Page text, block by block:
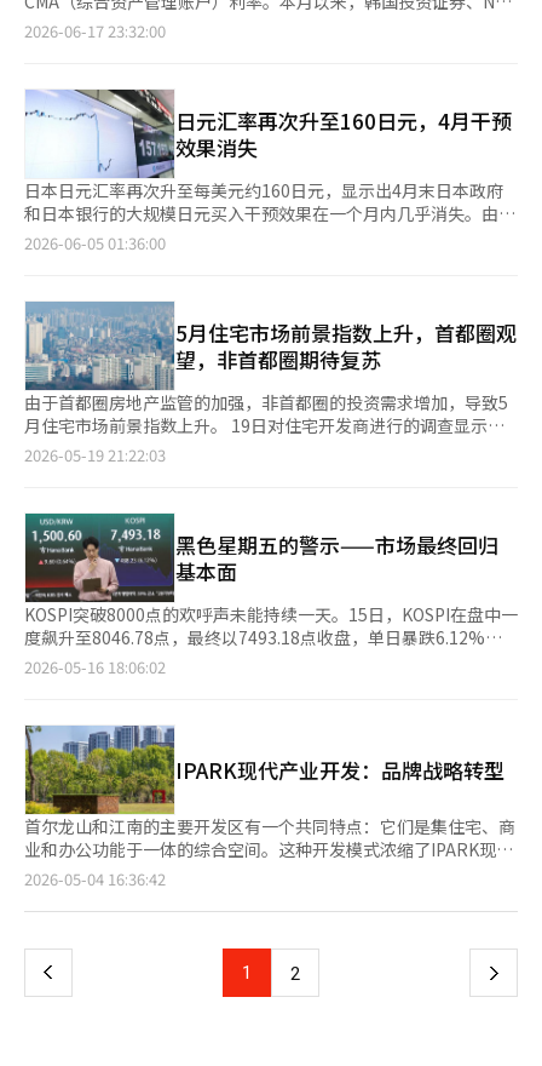
化。 此外，供应不足的问题也在加剧。2023年1至5月，首尔新公
寓的竣工数量比去年同期减少了40%以上。只要对新房不足的认知
数的分析，基准利率的贡献度在所有时期大致为50%至60%，是
最大的。然而，这并不意味着房价的半数是由利率决定的。这意味
着在分析中考虑的多个因素中，利率的影响力是最强的。这种影响
力也取决于加息的速度和幅度，而非单次加息。 韩国的住房贷款
利率传导速度较快。市场上多为浮动利率和在一定期限后重新确定
利率的混合型贷款，因此当市场利率上升时，借款人的利息负担会
相对迅速地增加。与以长期固定利率贷款为主的美国相比，缓冲机
行上涨。当银行借款成本上升时，浮动利率贷款的基准利率——
COFIX也随之上涨，进而推动住房抵押贷款利率上升。 实际上，6
月新发放的COFIX基准利率为3.05%，时隔一年五个月首次超过
3%，并且自4月以来连续三个月上涨。五大银行的固定型住房抵押
贷款利率上限也已上涨至7%左右。浮动利率借款人的负担将在重
新定价时进一步加重。 将负担数字化后，情况如下。根据韩国银
行向国会提交的资料，住房相关贷款利率上升0.25个百分点时，所
有借款人的年利息负担将增加约1.8万亿韩元。每位借款人的平均
元。 市场上有人表示：“0.25个百分点的加息有什么影响呢？”虽
然房价可能暂时平静，但偿还贷款的账户已经开始变得嘈杂。 真
正的压力在于建设方 加息所带来的压力不仅仅是购房者。建设方
同样受到影响。虽然在市场上较少被提及，但其后果却是最持久
的。 建设项目通常通过借贷来筹集土地费用和施工费用，即所谓
的项目融资（PF）。开发公司负责推动项目，建筑公司则通过责
任竣工或担保等方式参与其中。当利率上升时，借款的利息增加，
项目的经济性受到影响。 此外，施工费用也在上涨。以2020年为
2023年，韩国开发研究院（KDI）估计，由于高利率导致的开工减
少，可能会使当年的经济增长率降低0.3个百分点，次年的经济增
长率降低0.4至0.5个百分点。减少新房建设不仅仅是建筑公司的损
失。 问题在于，这一切又回到了原点。支撑首尔房价的关键原因
之一是新房不足。然而，当利率上升时，新房建设项目的开工也会
延迟。尽管短期内会减少购房需求，但几年后可能会因供应不足而
反弹。今天为了压制房价而加息，可能会成为明天稳定房价的新房
售出的房屋中，29350套中有83%位于地方。 未售房屋的积压将
导致开发商的现金流枯竭，施工和新开工延迟。项目延迟越久，金
融成本越高，损失也越大。加息进一步加重了这一恶性循环。 利
反而是异常情况。”他指出：“但最近KOSPI短期内大幅上涨，外
资在调整资产和货币风险敞口的过程中，股票资金流出，这对汇率
果外资资金流出减缓，且年末经常账户盈余扩大出现季节性特征，
汇率也将面临下行压力。” 关于美国货币政策和美元的走向，预
计美联储将在物价稳定与政治压力之间寻求平衡。美元强势也并非
美国政府故意引导的结果。 国际金融市场分析室主任尹仁九对此
表示：“美联储在特朗普总统的降息压力与通胀压力之间寻求平
衡，预计年内将考虑0至1次的进一步加息。”他指出：“美元强势
也不应被解读为美国政府的故意引导。”※ 本报道经人工智能
业价值的投资、依赖债务的扩张、依靠房地产抵押的经营方式将不
再奏效。 金融界也需收紧警惕。利率上升期对银行而言既是机会
备负担将侵蚀利润。房地产项目融资、个体经营者贷款、中小企业
贷款以及与第二金融领域相关的不良贷款可能会同时受到冲击。金
融监管机构不能仅仅依靠平均逾期率而感到安心。危机总是从平均
水平以下的脆弱环节开始。 政策应对也需改变。过去那种降低利
率和释放流动性以支撑经济的方式不再是万能药。在物价和汇率不
稳定的情况下，贸然放松可能会加剧韩元贬值和资本外流压力。相
反，过度紧缩可能会加大家庭和企业的风险。所需的是速度调整和
选择性应对。对潜在不良贷款应尽早清理，对生存能力强的企业和
放松贷款限制、扩大租赁贷款、通过减税刺激需求的方式是危险
的。只要对房价会比利率更快上涨的期待存在，家庭债务问题就无
法解决。住房稳定应通过正常化供应、透明化租赁市场和抑制过度
杠杆来解决。 紧缩虽然痛苦，但同时也是剔除泡沫、将资源转向
生产性领域的机会。政府应明确财政和金融的优先级，企业应摆脱
对债务的依赖，家庭应放弃资产价格永远上涨的信念。韩国经济要
通过这一考验，需要的是冷静的准备，而非乐观的幻想。需要检查
有勇气承认并做好准备。※ 本报道经人工智能（AI）系统翻译与编
辑。
137.64点（1.58%），报8864.24点，创下收盘历史新高。距离
9000点仅剩135.76点。 截至上午8时1分，NXT盘前市场中，三星
0.16%，报251700韩元。 证券界认为，短期内可能出现因FOMC
影响而导致的市场喘息，但近期引领韩国股市的半导体和人工智能
（AI）相关大型股的稳健供需可能会支撑指数底部。 基于此，奇摩
证券研究员韩智英分析称：“国内股市预计将因鹰派的6月FOMC
影响和最近五个交易日连续大幅上涨带来的速度压力而低开。然
而，6月FOMC并未脱离市场的震荡情景，考虑到目前美国期货市
场也在反弹，预计以半导体等主导股为中心将展现出下行支撑力，
逐步弥补盘中跌幅。”※ 本报道经人工智能（AI）系统翻译与编
投资证券、KB证券、大信证券等主要证券公司已率先提高CMA利
（25.80%）。整体账户数量为3955万个，与去年同期（3971万
个）基本持平。 CMA是证券公司将客户存入的资金投资于国债或
企业票据等短期金融产品，并支付收益的产品。根据运作对象，
CMA分为回购协议（RP）型、货币市场基金（MMF）型和发行票
据型。利息根据持有天数每日计算，且可随时存取。然而，该产品
不受存款者保护。 从主体来看，个人投资者占比达到88.9%，个人
主要选择RP型CMA。RP型余额为47兆4327亿韩元，较去年同期
增长30.5%，占整体CMA余额的约43.0%。RP型通过回购协议方
大信证券自本月8日起，将RP型CMA账户的收益率提高至2.35%，
较之前上调0.3个百分点。根据约定交易标准，181-365天的收益
率上调0.50个百分点，幅度相对较大。KB证券也自本月1日起，将
90天期RP型CMA账户的收益率从2.05%上调至2.35%。 其次是发
行票据型CMA。发行票据型CMA是证券公司自动投资于其发行的票
据以获取收益的结构。同一天，发行票据型CMA余额为25兆1690
亿韩元，占整体CMA余额的约23.0%。 NH投资证券在上个月之
后，本月也继续上调发行票据型利率。发行票据181天后的长期产
本月2日起，也将发行票据型产品利率上调了0.20个百分点。 业内
人士表示：“近期银行和储蓄银行等金融机构的存款利率普遍上
升，证券公司也为了防止资金流失而提高CMA利率。”他还指
出：“市场普遍认为下半年基准利率上升的可能性较大，因此尚未
调整利率的证券公司也很可能加入下半年的利率上调行列。” ※
本报道经人工智能（AI）系统翻译与编辑。
2026-06-17 23:32:00
日元汇率再次升至160日元，4月干预
效果消失
日本日元汇率再次升至每美元约160日元，显示出4月末日本政府
和日本银行的大规模日元买入干预效果在一个月内几乎消失。由于
中东局势不稳、原油价格上涨以及美国加息预期的叠加，美元持续
间）报道，日元汇率在欧洲和美国外汇市场上升至每美元160.09日
元。日元的价值再次接近4月30日日本政府和日本银行进行日元买
入、美元卖出干预前记录的160.72日元。从4月末到5月末，日本
当局在外汇市场的干预规模达到11万7349亿日元（约合112万
4545亿元）。 日元贬值加剧的原因在于美元走强。由于美国与伊
朗之间的交战停火谈判没有明显进展，外汇市场上对安全资产美元
的购买活动正在扩大。原油价格上涨引发美国通胀再度上升的担
忧，加上美国经济的稳健表现，使得美联储（Fed）年内加息的预
加息的可能性以阻止日元贬值，但市场反应有限。日本银行行长上
田和夫在3日的演讲中表示，如果物价上涨压力加大，需在15日至
16日的货币政策决策会议上“仔细讨论加息问题”。发言后，市场
几乎将6月加息视为既定事实，日元一度升至每美元159日元的低
位。然而，日元的买入势头并未持续，汇率很快回落至演讲前的水
平。 日元贬值趋势预计将加强 市场普遍认为，即使日本银行在6月
会议上加息一次，也难以扭转日元贬值的趋势。野村证券的利率策
略师岩下真理表示：“一次加息无法改变日元贬值的基调”，市场
0.75%。日本银行估计中性利率在1.1%至2.5%之间，外汇市场认
为将利率提高到该范围的中间值1.8%左右将是影响日元走势的关
键因素。 日本银行难以发出市场所期待的强烈紧缩信号，这也是
日元贬值的原因之一。《日本经济新闻》援引一位亚洲对冲基金经
理的话称，上田行长的发言体现了“谨慎的日本银行”，可能受到
偏好货币宽松的高市早苗政权的影响。海外已经普遍存在日本银行
在物价应对上滞后的认知，仅仅暗示加息的可能性不足以成为日元
升值的因素。 在海外投资者中，积极买入日元的气氛也较为薄
元汇率预期下调5日元至每美元152日元。英国LSEG统计的约40家
证券公司的预期中位数也为2026年末每美元154日元，市场普遍认
为日元将会升值。然而，《日本经济新闻》表示，投资者对日元买
2026-06-05 01:36:00
5月住宅市场前景指数上升，首都圈观
望，非首都圈期待复苏
由于首都圈房地产监管的加强，非首都圈的投资需求增加，导致5
月住宅市场前景指数上升。 19日对住宅开发商进行的调查显示，5
月住宅市场前景指数较上月上升13.9点，达到77.6。 首都圈的指数
（76.9→68.4），首尔下降5.3点（87.8→82.5），仁川下降2.2点
（70.0→67.8）。这主要是由于利率上升、税收和贷款监管加强的
担忧，以及建筑成本的增加。 随着住房抵押贷款利率的上升，购
房者的金融成本增加，加之对多套房屋转让税加征的延期结束和对
非居住一套房屋的税收加强讨论，市场观望情绪加重。 相比之
下，地方主要城市的指数均有所上升。具体为：蔚山上升25.8点
（58.8→84.6），大田上升25.5点（61.1→86.6），光州上升23.5
点（52.9→76.4），大邱上升18.2点（68.1→86.3），世宗上升
的情况也有所上升：忠北上升29.6点（45.4→75.0），庆南上升
29.4点（61.5→90.9），江原上升21.7点（58.3→80.0），全北上
升20.3点（61.5→81.8），庆北上升18.0点（66.6→84.6），忠南
上升6.1点（66.6→72.7），济州上升3.3点（52.9→56.2），全南
上升2.5点（60.0→62.5）。 分析认为，投资需求向非首都圈转移
是主要原因。尤其是蔚山和庆南地区，由于造船和汽车产业的良好
发展，支撑了当地经济和住房需求。然而，前一个月指数大幅下降
的地区反弹幅度较大，部分受到基数效应的影响。 5月全国资金筹
措指数预计上升6.9点，达到73.0。非首都圈的住房市场复苏期待
证费和延长项目融资保证特例等措施也被认为是资金筹措环境改善
的背景。 然而，利率上升、项目融资贷款紧缩、未售房屋积压导
致的资金回收延迟等不利因素依然存在。住宅市场研究院表
2026-05-19 21:22:03
黑色星期五的警示——市场最终回归
基本面
KOSPI突破8000点的欢呼声未能持续一天。15日，KOSPI在盘中一
度飙升至8046.78点，最终以7493.18点收盘，单日暴跌6.12%。
KOSDAQ也下跌了5.14%。在连续8个交易日上涨21%后，市场急
之前的上涨更为不正常。 此次暴跌的意义超出了简单的获利了
结，市场开始重新审视基本面和宏观经济现实的信号愈发明显。
截至14日，KOSPI的50日偏离度飙升至131%。证券界分析指
出：“在互联网泡沫时期，50日偏离度达到130%后，短期调整通
常在1至3周内出现。”过热的信号已经非常明显。此前，人工智能
和半导体的热潮压倒了利率、油价和地缘政治风险，使韩国股市成
为全球最过热的市场之一。然而，金融市场最终还是要回归业绩、
利率、物价和汇率等基本面。 此次调整的核心在于通货膨胀和全
球国债市场。美国10年期国债收益率飙升至4.59%，创下近一年来
的最高水平。日本30年期国债收益率首次突破4%，英国30年期国
债收益率则飙升至1998年以来的最高水平5.85%。 《华尔街日
2026-05-16 18:06:02
IPARK现代产业开发：品牌战略转型
首尔龙山和江南的主要开发区有一个共同特点：它们是集住宅、商
业和办公功能于一体的综合空间。这种开发模式浓缩了IPARK现代
产业开发（前HDC现代产业开发）的发展历程。公司长期以来不仅
司将名称从“HDC现代产业开发”更改为“IPARK现代产业开
前台的战略转型。在建筑行业，企业名称长期以来是展示施工公司
身份的元素。然而，在住宅市场，品牌逐渐成为定义产品特性的趋
2026-05-04 16:36:42
上
页
1 2 下